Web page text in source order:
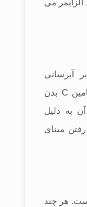
آلزایمر می
آبرسانی
موجب ایجاد مزه خوب و تامین ویتامین C بدن
به دلیل
مینای
هر چند